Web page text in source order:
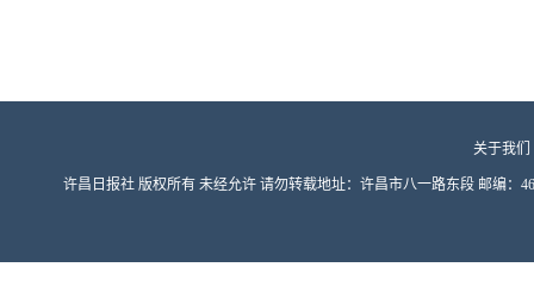
关于我们
许昌日报社 版权所有 未经允许 请勿转载地址：许昌市八一路东段 邮编：